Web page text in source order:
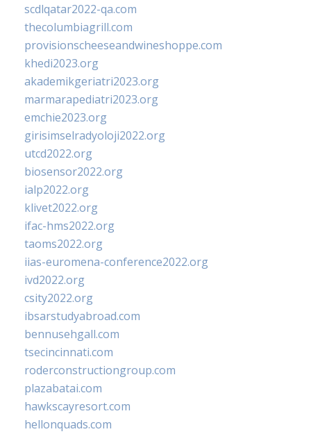
scdlqatar2022-qa.com
thecolumbiagrill.com
provisionscheeseandwineshoppe.com
khedi2023.org
akademikgeriatri2023.org
marmarapediatri2023.org
emchie2023.org
girisimselradyoloji2022.org
utcd2022.org
biosensor2022.org
ialp2022.org
klivet2022.org
ifac-hms2022.org
taoms2022.org
iias-euromena-conference2022.org
ivd2022.org
csity2022.org
ibsarstudyabroad.com
bennusehgall.com
tsecincinnati.com
roderconstructiongroup.com
plazabatai.com
hawkscayresort.com
hellonquads.com